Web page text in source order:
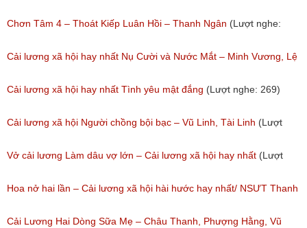
Chơn Tâm 4 – Thoát Kiếp Luân Hồi – Thanh Ngân (Lượt nghe:
267)
Cải lương xã hội hay nhất Nụ Cười và Nước Mắt – Minh Vương, Lệ
Thủy
(Lượt nghe: 776)
Cải lương xã hội hay nhất Tình yêu mật đắng (Lượt nghe: 269)
Cải lương xã hội Người chồng bội bạc – Vũ Linh, Tài Linh (Lượt
nghe: 475)
Vở cải lương Làm dâu vợ lớn – Cải lương xã hội hay nhất (Lượt
nghe: 383)
Hoa nở hai lần – Cải lương xã hội hài hước hay nhất/ NSƯT Thanh
Ngân, NSƯT Vũ Linh
Cải Lương Hai Dòng Sữa Mẹ – Châu Thanh, Phượng Hằng, Vũ